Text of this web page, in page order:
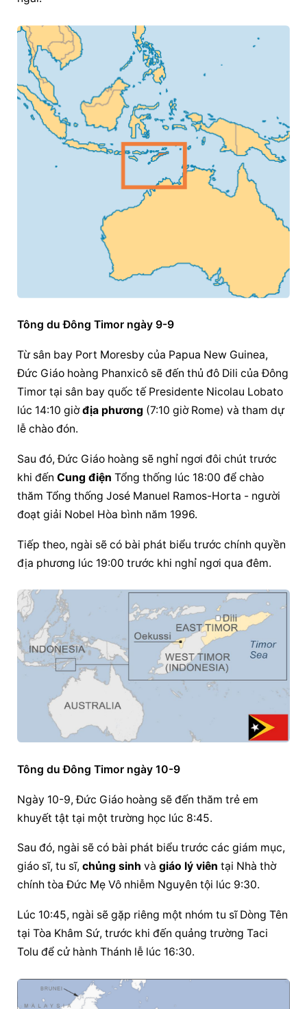
Tông du Đông Timor ngày 9-9
Từ sân bay Port Moresby của Papua New Guinea,
Đức Giáo hoàng Phanxicô sẽ đến thủ đô Dili của Đông
Timor tại sân bay quốc tế Presidente Nicolau Lobato
lúc 14:10 giờ địa phương (7:10 giờ Rome) và tham dự
lễ chào đón.
Sau đó, Đức Giáo hoàng sẽ nghỉ ngơi đôi chút trước
khi đến Cung điện Tổng thống lúc 18:00 để chào
thăm Tổng thống José Manuel Ramos-Horta - người
đoạt giải Nobel Hòa bình năm 1996.
địa phương lúc 19:00 trước khi nghỉ ngơi qua đêm.
Tông du Đông Timor ngày 10-9
Ngày 10-9, Đức Giáo hoàng sẽ đến thăm trẻ em
khuyết tật tại một trường học lúc 8:45.
Sau đó, ngài sẽ có bài phát biểu trước các giám mục,
giáo sĩ, tu sĩ, chủng sinh và giáo lý viên tại Nhà thờ
chính tòa Đức Mẹ Vô nhiễm Nguyên tội lúc 9:30.
Lúc 10:45, ngài sẽ gặp riêng một nhóm tu sĩ Dòng Tên
tại Tòa Khâm Sứ, trước khi đến quảng trường Taci
Tolu để cử hành Thánh lễ lúc 16:30.